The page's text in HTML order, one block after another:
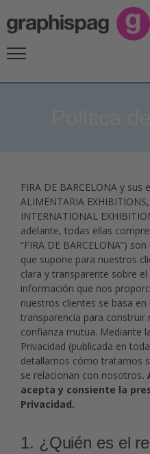
FIRA DE BARCELONA y
ALIMENTARIA
INTERNATIONAL
adelante, todas ellas
“FIRA DE BARCELONA”)
que supone para nuestros
clara y transparente sobre
información que nos
nuestros clientes se basa
transparencia para construir
confianza mutua. Mediante
Privacidad (publicada en
detallamos cómo tratamos
se relacionan con nosotros.
acepta y consiente la
Privacidad.
1. ¿Quién es el